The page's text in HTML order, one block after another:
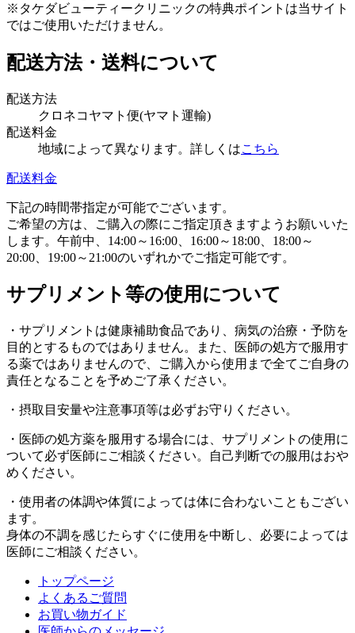
※タケダビューティークリニックの特典ポイントは当サイト
ではご使用いただけません。
配送方法・送料について
配送方法
クロネコヤマト便(ヤマト運輸)
配送料金
地域によって異なります。詳しくはこちら
配送料金
下記の時間帯指定が可能でございます。
ご希望の方は、ご購入の際にご指定頂きますようお願いいた
します。午前中、14:00～16:00、16:00～18:00、18:00～
20:00、19:00～21:00のいずれかでご指定可能です。
サプリメント等の使用について
・サプリメントは健康補助食品であり、病気の治療・予防を
目的とするものではありません。また、医師の処方で服用す
る薬ではありませんので、ご購入から使用まで全てご自身の
責任となることを予めご了承ください。
・摂取目安量や注意事項等は必ずお守りください。
・医師の処方薬を服用する場合には、サプリメントの使用に
ついて必ず医師にご相談ください。自己判断での服用はおや
めください。
・使用者の体調や体質によっては体に合わないこともござい
ます。
身体の不調を感じたらすぐに使用を中断し、必要によっては
医師にご相談ください。
トップページ
よくあるご質問
お買い物ガイド